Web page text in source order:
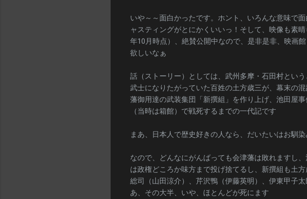
いや～～面白かったです。ホント、いろんな意味で
ャスティングがとにかくいいっ！そして、映像も素
年10月時点）、絶賛公開中なので、是非是非、映画
欲しいなぁ
話（ストーリー）としては、武州多摩・石田村とい
武士になりたがっていた百姓の土方歳三が、幕末の
藩御用達の武装集団「新撰組」を作り上げ、池田屋
（当時は箱館）で戦死するまでの一代記です
まあ、日本人で歴史好きの人なら、だいたいはお馴
なので、どんなにがんばっても会津藩は敗れますし
は政権どころか味方まで投げ捨てるし、新撰組も土
総司（山田涼介）、芹沢鴨（伊藤英明）、伊東甲子
あ、その大半、いや、ほとんどが死にます